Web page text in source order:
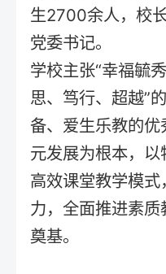
生2700余人，校
党委书记。
学校主张“幸福毓
思、笃行、超越”
备、爱生乐教的
元发展为根本，
高效课堂教学模
力，全面推进素
奠基。